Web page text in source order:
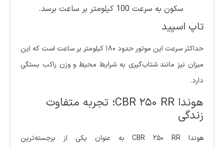
سکون به سرعت 100 کیلومتر بر ساعت برسد.
تاپ اسپید
حداکثر سرعت این موتور حدود 180 کیلومتر بر ساعت است که این
میزان نیز مانند شتاب‌گیری به شرایط محیط و وزن راکب بستگی
دارد.
هوندا CBR 250 RR؛ تجربه متفاوت
زندگی
هوندا CBR 250 RR به عنوان یکی از برجسته‌ترین